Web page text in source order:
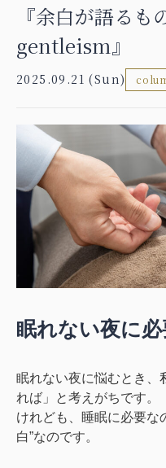
『余白が語る
gentleism』
2025.09.21 (Sun)
眠れない夜に必
眠れない夜に悩むとき、
れば」と考えがちです。
けれども、睡眠に必要な
白”なのです。